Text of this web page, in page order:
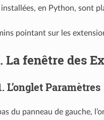
en Python, sont
pointant sur les
La fenêtre des
L’onglet Paramètres
du panneau de gauche,